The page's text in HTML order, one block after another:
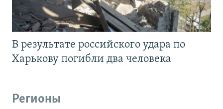
В результате российского удара по
Харькову погибли два человека
Регионы